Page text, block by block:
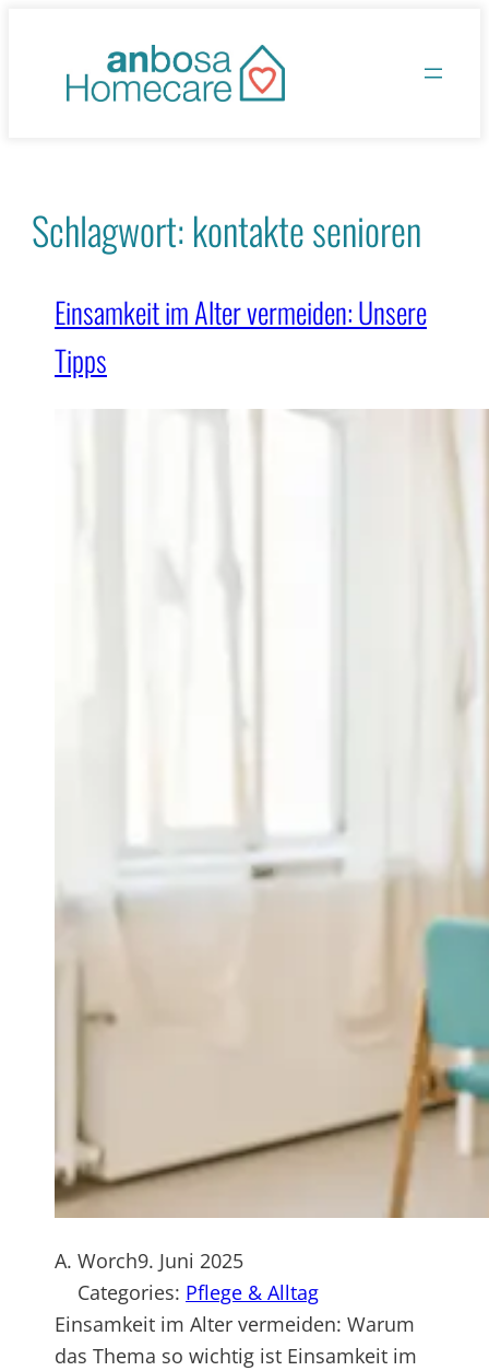
springen
Schlagwort:kontakte senioren
Einsamkeit im Alter vermeiden: Unsere
Tipps
A. Worch9. Juni 2025
Categories: Pflege & Alltag
Einsamkeit im Alter vermeiden: Warum
das Thema so wichtig ist Einsamkeit im